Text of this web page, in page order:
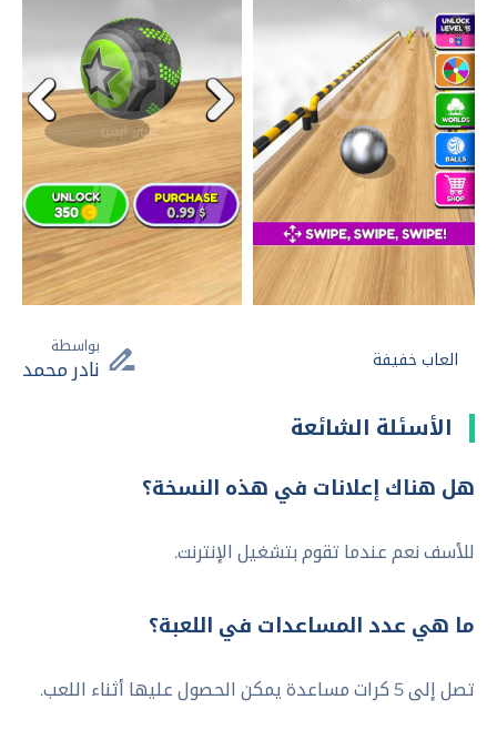
العاب خفيفة
بواسطة
نادر محمد
الأسئلة الشائعة
هل هناك إعلانات في هذه النسخة؟
للأسف نعم عندما تقوم بتشغيل الإنترنت.
ما هي عدد المساعدات في اللعبة؟
تصل إلى 5 كرات مساعدة يمكن الحصول عليها أثناء اللعب.